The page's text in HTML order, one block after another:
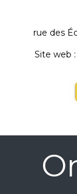
rue des
Site web :